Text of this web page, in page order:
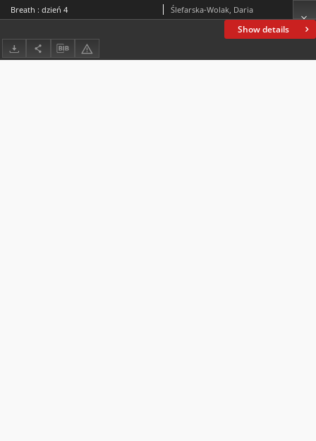
Show details
Breath : dzień 4 Ślefarska-Wolak, Daria